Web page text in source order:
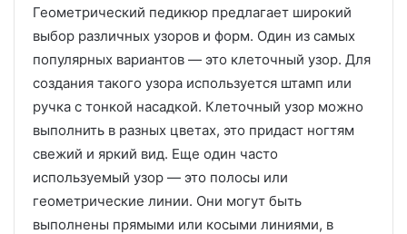
Геометрический педикюр предлагает широкий
выбор различных узоров и форм. Один из самых
популярных вариантов — это клеточный узор. Для
создания такого узора используется штамп или
ручка с тонкой насадкой. Клеточный узор можно
выполнить в разных цветах, это придаст ногтям
свежий и яркий вид. Еще один часто
используемый узор — это полосы или
геометрические линии. Они могут быть
выполнены прямыми или косыми линиями, в